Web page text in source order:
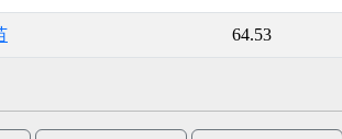
64.53